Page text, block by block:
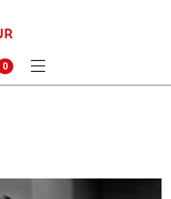
0